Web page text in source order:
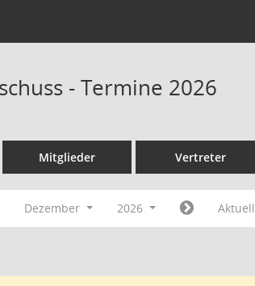
- Termine 2026
Mitglieder Vertreter
Dezember 2026 Aktuell